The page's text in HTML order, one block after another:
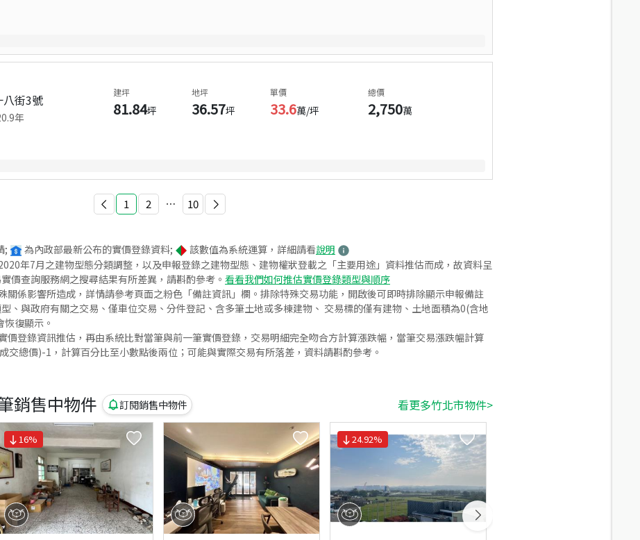
街3號
年
建坪
81.84坪
地坪
36.57坪
單價
33.6萬/坪
總價
2,750萬
1 2 ⋯ 10
; 為內政部最新公布的實價登錄資料; 該數值為系統運算，詳細請看說明
年7月之建物型態分類調整，以及申報登錄之建物型態、建物權狀登載之「主要用途」資料推估而成，故資料呈
價查詢服務網之搜尋結果有所差異，請斟酌參考。 看看我們如何推估實價登錄類型與順序
關係影響所造成，詳情請參考頁面之粉色「備註資訊」欄。排除特殊交易功能，開啟後可即時排除顯示申報備註
、與政府有關之交易、僅車位交易、分件登記、含多筆土地或多棟建物、 交易標的僅有建物、土地面積為0(含地
復顯示。
價登錄資訊推估，再由系統比對當筆與前一筆實價登錄，交易明細完全吻合方計算漲跌幅，當筆交易漲跌幅計算
交總價)-1，計算百分比至小數點後兩位；可能與實際交易有所落差，資料請斟酌參考。
銷售中物件 訂閱銷售中物件 看更多竹北市物件>
16% 24.92%